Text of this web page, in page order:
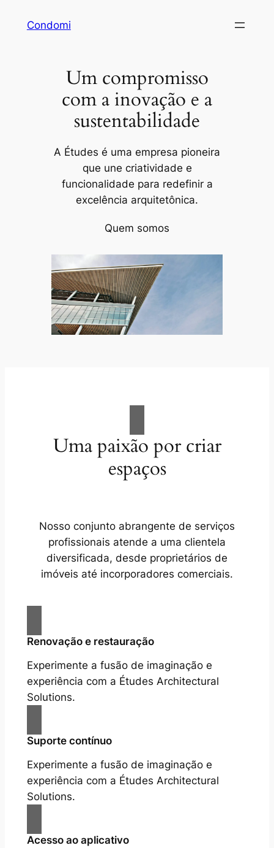
Condomi
Um compromisso
com a inovação e a
sustentabilidade
A Études é uma empresa pioneira
que une criatividade e
funcionalidade para redefinir a
excelência arquitetônica.
Quem somos
Uma paixão por criar
espaços
Nosso conjunto abrangente de serviços
profissionais atende a uma clientela
diversificada, desde proprietários de
imóveis até incorporadores comerciais.
Renovação e restauração
Experimente a fusão de imaginação e
experiência com a Études Architectural
Solutions.
Suporte contínuo
Experimente a fusão de imaginação e
experiência com a Études Architectural
Solutions.
Acesso ao aplicativo